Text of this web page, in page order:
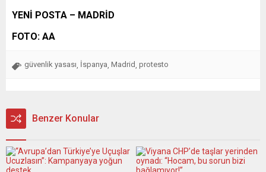
YENİ POSTA – MADRİD
FOTO: AA
güvenlik yasası İspanya Madrid protesto
Benzer Konular